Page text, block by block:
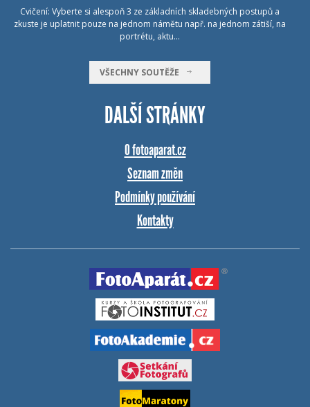
Cvičení: Vyberte si alespoň 3 ze základních skladebných postupů a
zkuste je uplatnit pouze na jednom námětu např. na jednom zátiší, na
portrétu, aktu…
VŠECHNY SOUTĚŽE
DALŠÍ STRÁNKY
O fotoaparat.cz
Seznam změn
Podmínky používání
Kontakty